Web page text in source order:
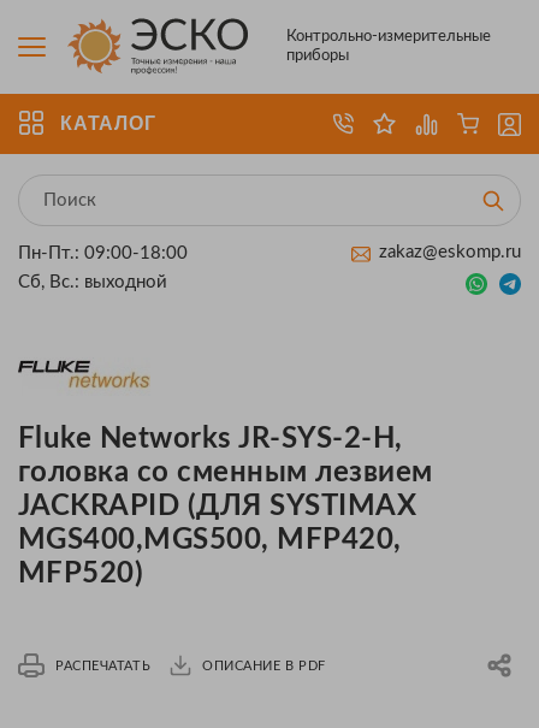
Контрольно-измерительные
приборы
КАТАЛОГ
Пн-Пт.: 09:00-18:00
Сб, Вс.: выходной
zakaz@eskomp.ru
Fluke Networks JR-SYS-2-H,
головка со сменным лезвием
JACKRAPID (ДЛЯ SYSTIMAX
MGS400,MGS500, MFP420,
MFP520)
РАСПЕЧАТАТЬ ОПИСАНИЕ В PDF